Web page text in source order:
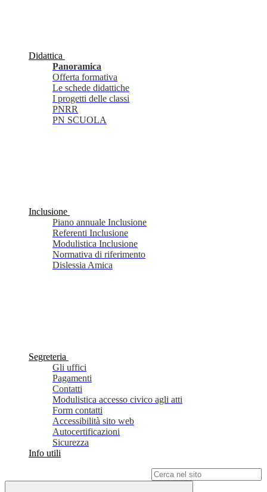
Didattica
Panoramica
Offerta formativa
Le schede didattiche
I progetti delle classi
PNRR
PN SCUOLA
Inclusione
Piano annuale Inclusione
Referenti Inclusione
Modulistica Inclusione
Normativa di riferimento
Dislessia Amica
Segreteria
Gli uffici
Pagamenti
Contatti
Modulistica accesso civico agli atti
Form contatti
Accessibilità sito web
Autocertificazioni
Sicurezza
Info utili